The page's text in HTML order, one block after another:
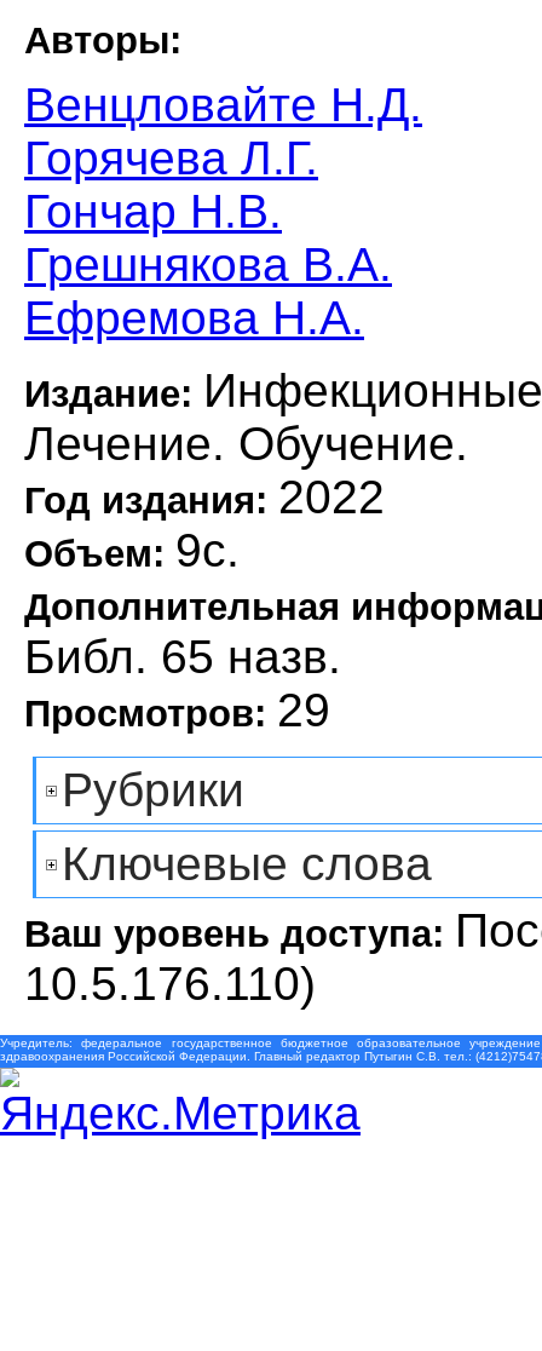
Авторы:
Венцловайте Н.Д.
Горячева Л.Г.
Гончар Н.В.
Грешнякова В.А.
Ефремова Н.А.
Издание:
Лечение. Обучение.
Год издания: 2022
Объем: 9с.
Дополнительная
Библ. 65 назв.
Просмотров: 29
Рубрики
Ключевые слова
Ваш уровень доступа:
10.5.176.110)
Учредитель: федеральное государственное бюджетное образовательное
здравоохранения Российской Федерации. Главный редактор Путыгин С.В. тел.: